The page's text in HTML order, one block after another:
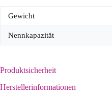
Gewicht
Nennkapazität
Produktsicherheit
Herstellerinformationen